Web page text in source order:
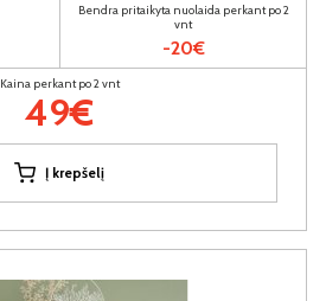
Bendra pritaikyta nuolaida perkant po 2
vnt
-20€
Kaina perkant po 2 vnt
49€
Į krepšelį